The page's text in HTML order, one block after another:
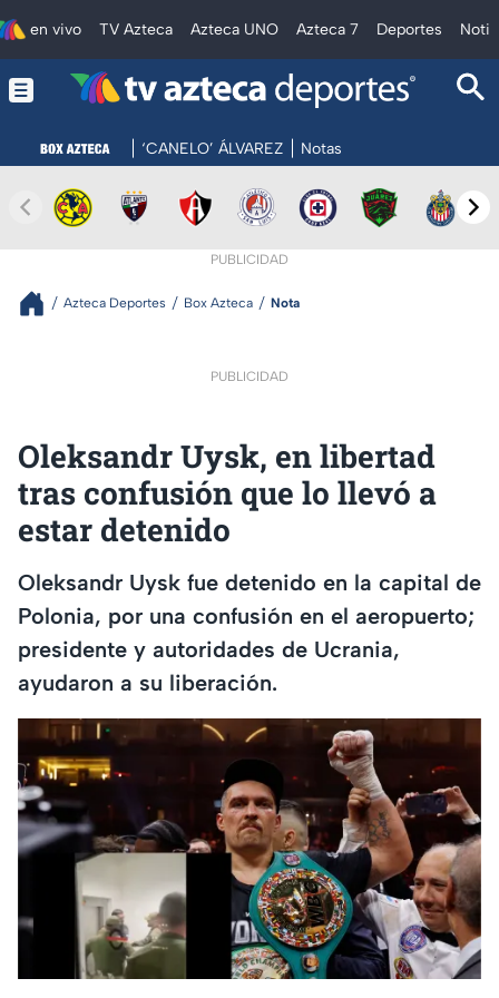
en vivo TV Azteca Azteca UNO Azteca 7 Deportes
‘CANELO’ ÁLVAREZ Notas
PUBLICIDAD
Azteca Deportes Box Azteca Nota
PUBLICIDAD
Oleksandr Uysk, en libertad
tras confusión que lo llevó a
estar detenido
Oleksandr Uysk fue detenido en la capital de
Polonia, por una confusión en el aeropuerto;
presidente y autoridades de Ucrania,
ayudaron a su liberación.